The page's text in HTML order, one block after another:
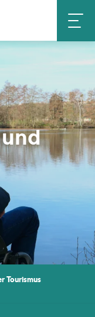
Tourismus